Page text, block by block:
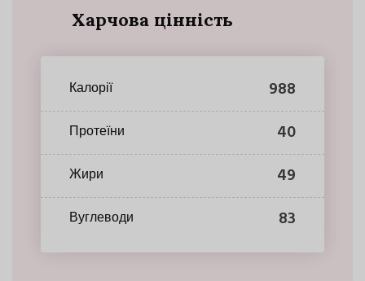
Харчова цінність
Калорії 988
Протеїни 40
Жири 49
Вуглеводи 83